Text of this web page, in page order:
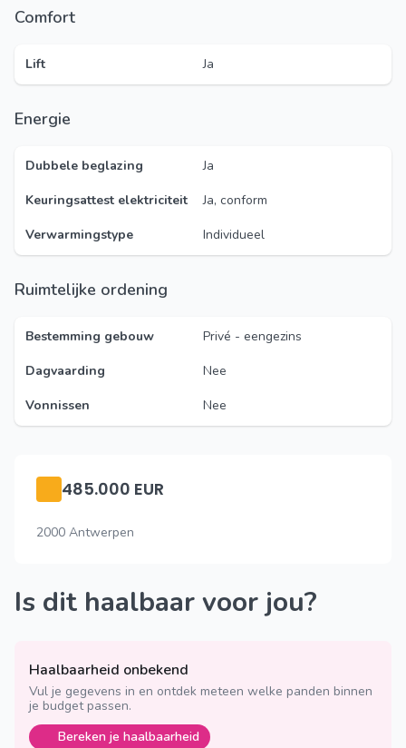
Comfort
Lift Ja
Energie
Dubbele beglazing
Ja
Keuringsattest elektriciteit
Ja, conform
Verwarmingstype
Individueel
Ruimtelijke ordening
Bestemming gebouw
Privé - eengezins
Dagvaarding
Nee
Vonnissen
Nee
485.000 EUR
2000 Antwerpen
Is dit haalbaar voor jou?
Haalbaarheid onbekend
Vul je gegevens in en ontdek meteen welke panden binnen
je budget passen.
Bereken je haalbaarheid